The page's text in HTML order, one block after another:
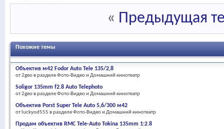
« Предыдущая
Похожие темы
Объектив м42 Fodor Auto Tele 135/2,8
от 2geo в разделе Фото-Видео и Домашний кинотеатр
Soligor 135mm f2.8 Auto Telephoto
от 2geo в разделе Фото-Видео и Домашний кинотеатр
Объектив Porst Super Tele Auto 5,6/300 м42
от luckyod555 в разделе Фото-Видео и Домашний кинотеатр
Продам объектив RMC Tele-Auto Tokina 135mm 1:2.8